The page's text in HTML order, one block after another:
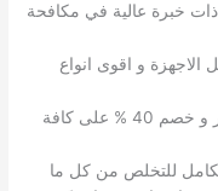
ذات خبرة عالية في مكافحة
و اقوى انواع
كذلك ، تقدم الشركة ضمانا لمدة 12 شهر و خصم 40 % على كافة
للتخلص من كل ما